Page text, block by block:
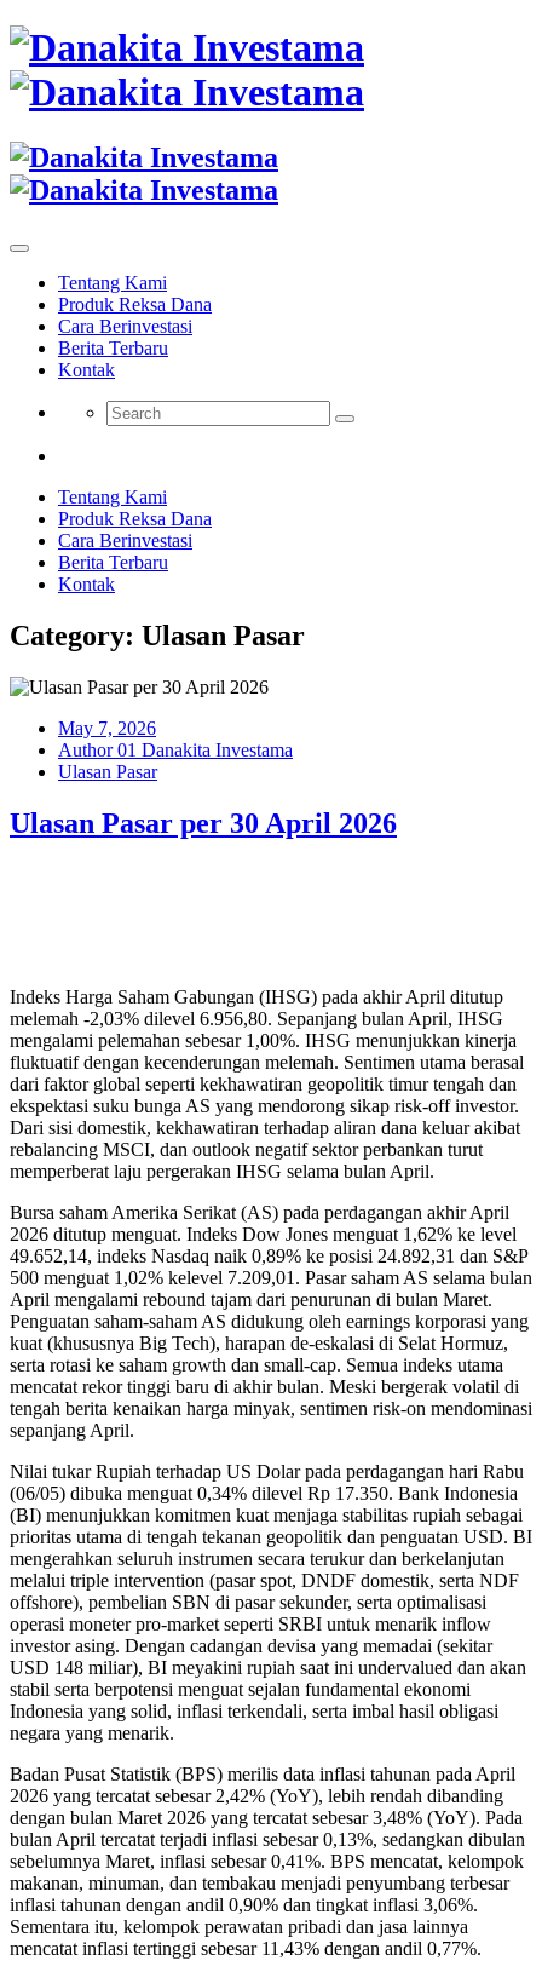
Tentang Kami
Produk Reksa Dana
Cara Berinvestasi
Berita Terbaru
Kontak
Tentang Kami
Produk Reksa Dana
Cara Berinvestasi
Berita Terbaru
Kontak
Category: Ulasan Pasar
May 7, 2026
Author 01 Danakita Investama
Ulasan Pasar
Ulasan Pasar per 30 April 2026
Indeks Harga Saham Gabungan (IHSG) pada akhir April ditutup
melemah -2,03% dilevel 6.956,80. Sepanjang bulan April, IHSG
mengalami pelemahan sebesar 1,00%. IHSG menunjukkan kinerja
fluktuatif dengan kecenderungan melemah. Sentimen utama berasal
dari faktor global seperti kekhawatiran geopolitik timur tengah dan
ekspektasi suku bunga AS yang mendorong sikap risk-off investor.
Dari sisi domestik, kekhawatiran terhadap aliran dana keluar akibat
rebalancing MSCI, dan outlook negatif sektor perbankan turut
memperberat laju pergerakan IHSG selama bulan April.
Bursa saham Amerika Serikat (AS) pada perdagangan akhir April
2026 ditutup menguat. Indeks Dow Jones menguat 1,62% ke level
49.652,14, indeks Nasdaq naik 0,89% ke posisi 24.892,31 dan S&P
500 menguat 1,02% kelevel 7.209,01. Pasar saham AS selama bulan
April mengalami rebound tajam dari penurunan di bulan Maret.
Penguatan saham-saham AS didukung oleh earnings korporasi yang
kuat (khususnya Big Tech), harapan de-eskalasi di Selat Hormuz,
serta rotasi ke saham growth dan small-cap. Semua indeks utama
mencatat rekor tinggi baru di akhir bulan. Meski bergerak volatil di
tengah berita kenaikan harga minyak, sentimen risk-on mendominasi
sepanjang April.
Nilai tukar Rupiah terhadap US Dolar pada perdagangan hari Rabu
(06/05) dibuka menguat 0,34% dilevel Rp 17.350. Bank Indonesia
(BI) menunjukkan komitmen kuat menjaga stabilitas rupiah sebagai
prioritas utama di tengah tekanan geopolitik dan penguatan USD. BI
mengerahkan seluruh instrumen secara terukur dan berkelanjutan
melalui triple intervention (pasar spot, DNDF domestik, serta NDF
offshore), pembelian SBN di pasar sekunder, serta optimalisasi
operasi moneter pro-market seperti SRBI untuk menarik inflow
investor asing. Dengan cadangan devisa yang memadai (sekitar
USD 148 miliar), BI meyakini rupiah saat ini undervalued dan akan
stabil serta berpotensi menguat sejalan fundamental ekonomi
Indonesia yang solid, inflasi terkendali, serta imbal hasil obligasi
negara yang menarik.
Badan Pusat Statistik (BPS) merilis data inflasi tahunan pada April
2026 yang tercatat sebesar 2,42% (YoY), lebih rendah dibanding
dengan bulan Maret 2026 yang tercatat sebesar 3,48% (YoY). Pada
bulan April tercatat terjadi inflasi sebesar 0,13%, sedangkan dibulan
sebelumnya Maret, inflasi sebesar 0,41%. BPS mencatat, kelompok
makanan, minuman, dan tembakau menjadi penyumbang terbesar
inflasi tahunan dengan andil 0,90% dan tingkat inflasi 3,06%.
Sementara itu, kelompok perawatan pribadi dan jasa lainnya
mencatat inflasi tertinggi sebesar 11,43% dengan andil 0,77%.